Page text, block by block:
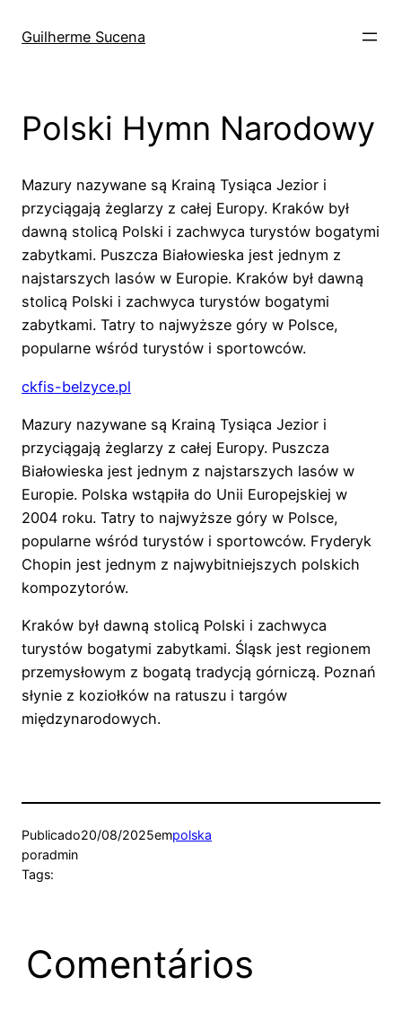
paraGuilherme Sucena
Polski Hymn Narodowy
Mazury nazywane są Krainą Tysiąca Jezior i
przyciągają żeglarzy z całej Europy. Kraków był
dawną stolicą Polski i zachwyca turystów bogatymi
zabytkami. Puszcza Białowieska jest jednym z
najstarszych lasów w Europie. Kraków był dawną
stolicą Polski i zachwyca turystów bogatymi
zabytkami. Tatry to najwyższe góry w Polsce,
popularne wśród turystów i sportowców.
ckfis-belzyce.pl
Mazury nazywane są Krainą Tysiąca Jezior i
przyciągają żeglarzy z całej Europy. Puszcza
Białowieska jest jednym z najstarszych lasów w
Europie. Polska wstąpiła do Unii Europejskiej w
2004 roku. Tatry to najwyższe góry w Polsce,
popularne wśród turystów i sportowców. Fryderyk
Chopin jest jednym z najwybitniejszych polskich
kompozytorów.
Kraków był dawną stolicą Polski i zachwyca
turystów bogatymi zabytkami. Śląsk jest regionem
przemysłowym z bogatą tradycją górniczą. Poznań
słynie z koziołków na ratuszu i targów
międzynarodowych.
Publicado20/08/2025empolska
poradmin
Tags:
Comentários